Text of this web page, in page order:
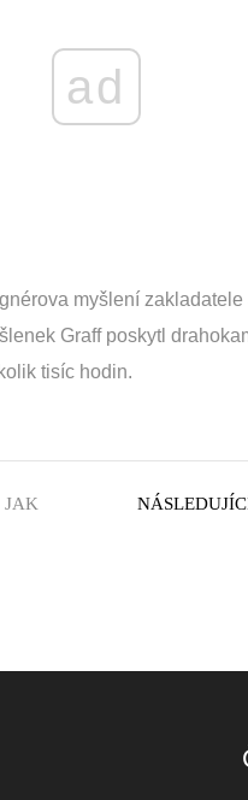
ad
myšlení
Graff poskytl
tisíc hodin.
JAK